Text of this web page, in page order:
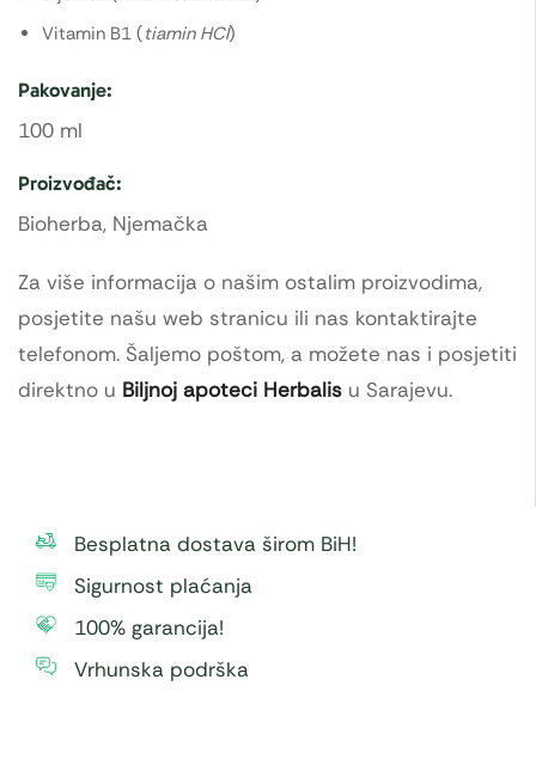
Vitamin B1 (tiamin HCl)
Pakovanje:
100 ml
Proizvođač:
Bioherba, Njemačka
Za više informacija o našim ostalim proizvodima,
posjetite našu web stranicu ili nas kontaktirajte
telefonom. Šaljemo poštom, a možete nas i posjetiti
direktno u Biljnoj apoteci Herbalis u Sarajevu.
Besplatna dostava širom BiH!
Sigurnost plaćanja
100% garancija!
Vrhunska podrška